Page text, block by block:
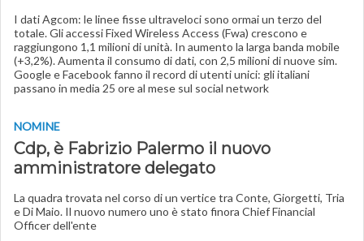
I dati Agcom: le linee fisse ultraveloci sono ormai un terzo del
totale. Gli accessi Fixed Wireless Access (Fwa) crescono e
raggiungono 1,1 milioni di unità. In aumento la larga banda mobile
(+3,2%). Aumenta il consumo di dati, con 2,5 milioni di nuove sim.
Google e Facebook fanno il record di utenti unici: gli italiani
passano in media 25 ore al mese sul social network
NOMINE
Cdp, è Fabrizio Palermo il nuovo
amministratore delegato
La quadra trovata nel corso di un vertice tra Conte, Giorgetti, Tria
e Di Maio. Il nuovo numero uno è stato finora Chief Financial
Officer dell'ente